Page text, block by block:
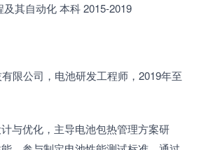
及其自动化 本科 2015-2019
限公司，电池研发工程师，2019年至
与优化，主导电池包热管理方案研